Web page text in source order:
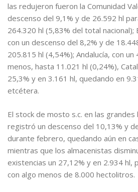
las redujeron fueron la Comunidad
descenso del 9,1% y de 26.592 hl
264.320 hl (5,83% del total nacional);
con un descenso del 8,2% y de
205.815 hl (4,54%); Andalucía, con un
menos, hasta 11.021 hl (0,24%),
25,3% y en 3.161 hl, quedando en
etcétera.
El stock de mosto s.c. en las grandes
registró un descenso del 10,13% y
durante febrero, quedando aún en
mientras que los almacenistas
existencias un 27,12% y en 2.934 hl,
con algo menos de 8.000 hectolitros.